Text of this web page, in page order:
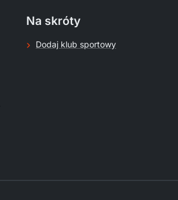
Na skróty
Dodaj klub sportowy